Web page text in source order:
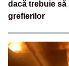
dacă trebuie
grefierilor